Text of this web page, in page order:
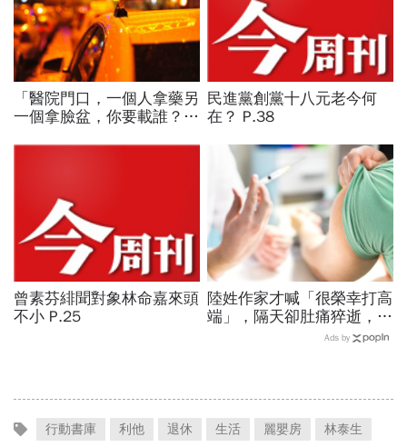
「醫院門口，一個人拿藥另
一個拿臉盆，你要載誰？」
民進黨創黨十八元老今何
在？ P.38
曾素芬緋聞對象林命嘉來頭
不小 P.25
陸姓作家才喊「很榮幸打高
端」，隔天卻肚痛猝逝，來
自馬來西亞的他積極參與社
Ads by
行動書庫 利他 退休 生活 麗嬰房 林泰生